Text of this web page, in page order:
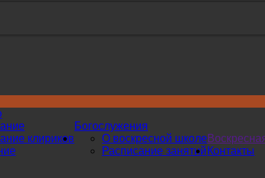
Богослужения
клириков
О воскресной школе
Расписание занятий Контакты